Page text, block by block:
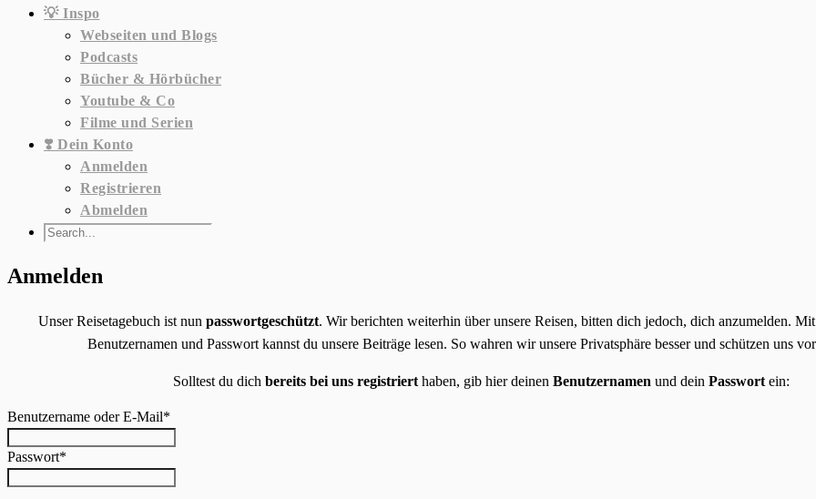
💡 Inspo
Webseiten und Blogs
Podcasts
Bücher & Hörbücher
Youtube & Co
Filme und Serien
❣️ Dein Konto
Anmelden
Registrieren
Abmelden
Anmelden
Unser Reisetagebuch ist nun passwortgeschützt. Wir berichten weiterhin über unsere Reisen, bitten dich jedoch, dich anzumelden.
Benutzernamen und Passwort kannst du unsere Beiträge lesen. So wahren wir unsere Privatsphäre besser und schützen uns
Solltest du dich bereits bei uns registrierthaben, gib hier deinen Benutzernamen und dein Passwortein:
Benutzername oder E-Mail*
Passwort*